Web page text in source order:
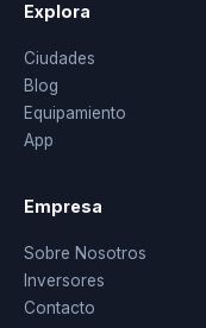
Explora
Ciudades
Blog
Equipamiento
App
Empresa
Sobre Nosotros
Inversores
Contacto